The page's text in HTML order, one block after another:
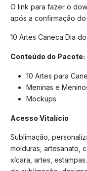
O link para fazer o
após a confirmação
10 Artes Caneca Dia
Conteúdo do Pacote:
10 Artes para
Meninas e
Mockups
Acesso Vitalício
Sublimação,
molduras, artesanato,
xícara, artes,